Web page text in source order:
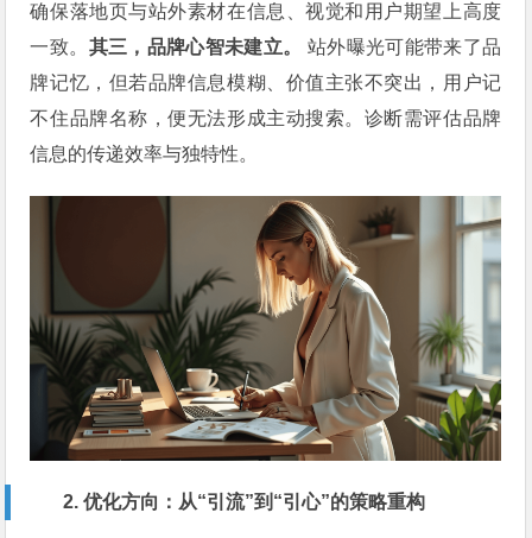
确保落地页与站外素材在信息、视觉和用户期望上高度
一致。 其三，品牌心智未建立。
站外曝光可能带来了品
牌记忆，但若品牌信息模糊、价值主张不突出，用户记
不住品牌名称，便无法形成主动搜索。诊断需评估品牌
信息的传递效率与独特性。
2. 优化方向：从“引流”到“引心”的策略重构